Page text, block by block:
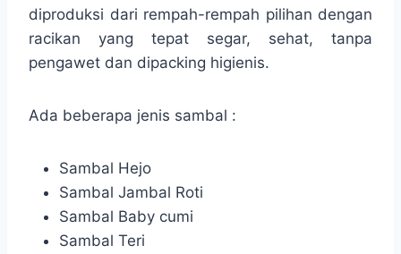
diproduksi dari rempah-rempah pilihan dengan
racikan yang tepat segar, sehat, tanpa
pengawet dan dipacking higienis.
Ada beberapa jenis sambal :
Sambal Hejo
Sambal Jambal Roti
Sambal Baby cumi
Sambal Teri